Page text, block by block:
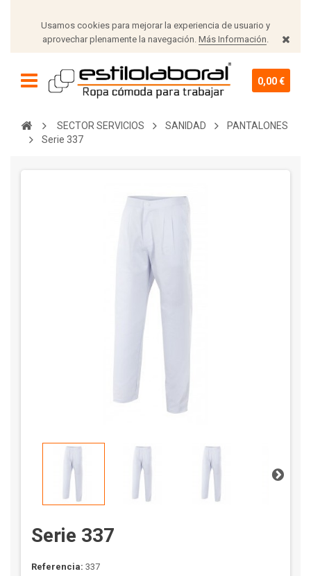
Usamos cookies para mejorar la experiencia de usuario y
aprovechar plenamente la navegación. Más Información.
0,00 €
SECTOR SERVICIOS SANIDAD
PANTALONES
Serie 337
Serie 337
Referencia: 337